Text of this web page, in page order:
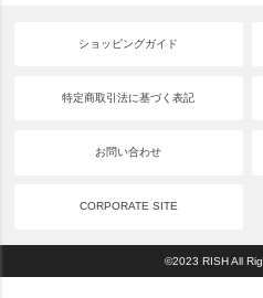
ショッピングガイド
特定商取引法に基づく表記
お問い合わせ
CORPORATE SITE
©2023 RISH All